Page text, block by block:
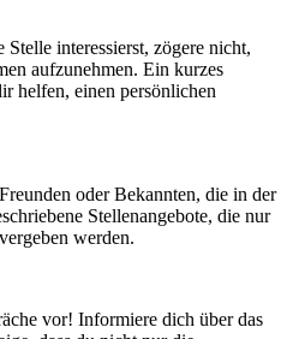
interessierst, zögere nicht,
aufzunehmen. Ein kurzes
helfen, einen persönlichen
oder Bekannten, die in der
Stellenangebote, die nur
werden.
vor! Informiere dich über das